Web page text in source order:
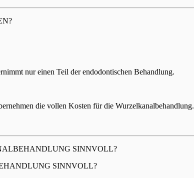
nur einen Teil der endodontischen Behandlung.
die vollen Kosten für die Wurzelkanalbehandlung.
SINNVOLL?
SINNVOLL?